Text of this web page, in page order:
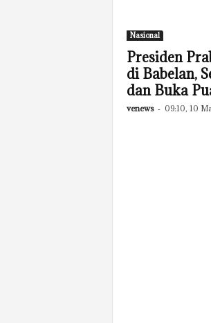
Nasional
Presiden
di Babelan,
dan Buka
venews - 09:10, 10